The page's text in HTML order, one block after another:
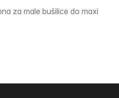
za male bušilice do maxi